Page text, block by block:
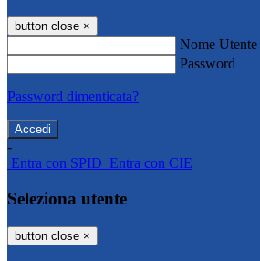
button close ×
Nome Utente
Password
Password dimenticata?
-
Entra con SPID Entra con CIE
Seleziona utente
button close ×